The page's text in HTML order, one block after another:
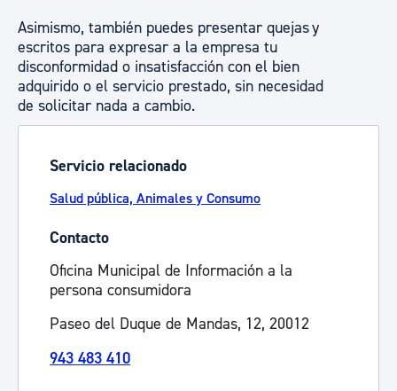
Asimismo, también puedes presentar quejas y
escritos para expresar a la empresa tu
disconformidad o insatisfacción con el bien
adquirido o el servicio prestado, sin necesidad
de solicitar nada a cambio.
Servicio relacionado
Salud pública, Animales y Consumo
Contacto
Oficina Municipal de Información a la
persona consumidora
Paseo del Duque de Mandas, 12, 20012
943 483 410